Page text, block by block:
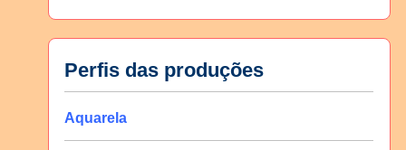
Perfis das produções
Aquarela